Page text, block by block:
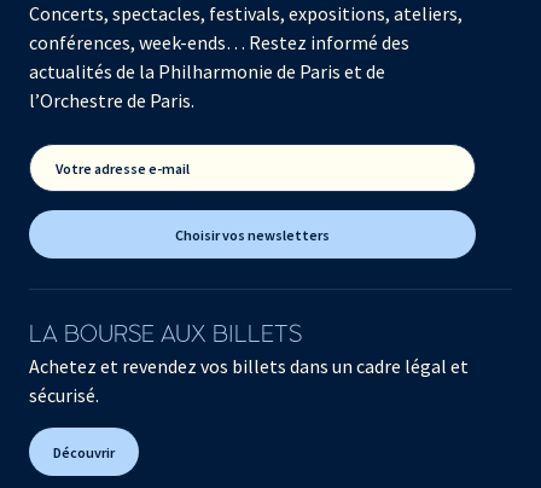
Concerts, spectacles, festivals, expositions, ateliers,
conférences, week-ends… Restez informé des
actualités de la Philharmonie de Paris et de
l’Orchestre de Paris.
Votre adresse e-mail
Choisir vos newsletters
LA BOURSE AUX BILLETS
Achetez et revendez vos billets dans un cadre légal et
sécurisé.
Découvrir